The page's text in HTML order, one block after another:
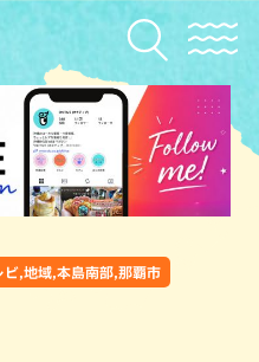
ビ,地域,本島南部,那覇市